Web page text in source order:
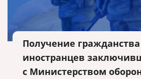
Получение
иностранцев
с Министерством